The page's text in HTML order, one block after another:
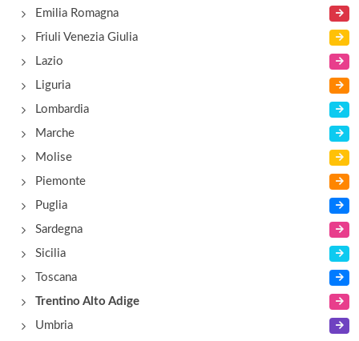
Emilia Romagna
Friuli Venezia Giulia
Lazio
Liguria
Lombardia
Marche
Molise
Piemonte
Puglia
Sardegna
Sicilia
Toscana
Trentino Alto Adige
Umbria